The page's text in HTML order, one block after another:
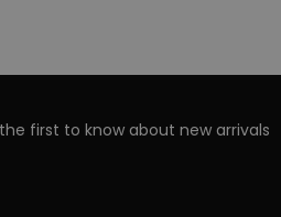
first to know about new arrivals